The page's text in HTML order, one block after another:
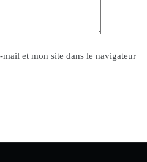
et mon site dans le navigateur